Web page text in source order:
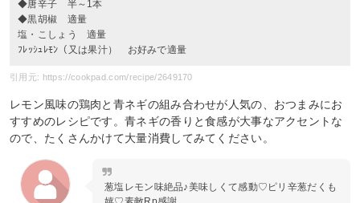
◆唐辛子 半～1本
◆黒胡椒 適量
塩・こしょう 適量
ﾌﾚｯｼｭﾚﾓﾝ（又は果汁） お好みで適量
引用元: https://cookpad.com/recipe/2649170
レモン風味の鶏肉と青ネギの組み合わせが人気の、おつまみにお
すすめのレシピです。青ネギの香りと食感が大事なアクセントな
ので、たくさんかけて大量消費してみてください。
葱塩レモン味絶品♪美味しくて感動♡ピリ辛葱だくも